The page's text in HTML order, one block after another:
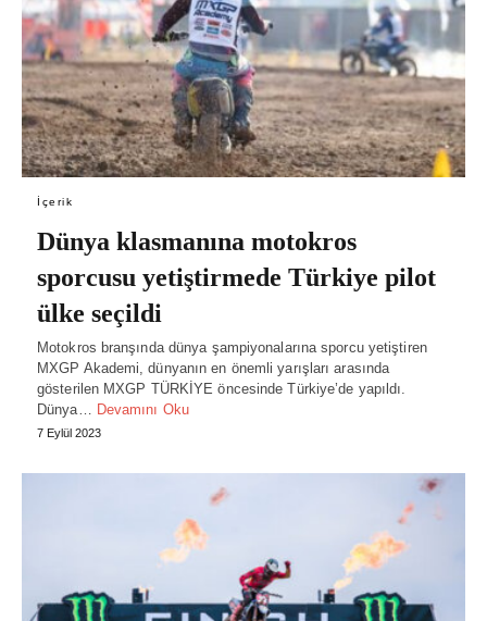
İçerik
Dünya klasmanına motokros
sporcusu yetiştirmede Türkiye pilot
ülke seçildi
Motokros branşında dünya şampiyonalarına sporcu yetiştiren
MXGP Akademi, dünyanın en önemli yarışları arasında
gösterilen MXGP TÜRKİYE öncesinde Türkiye’de yapıldı.
Dünya… Devamını Oku
7 Eylül 2023